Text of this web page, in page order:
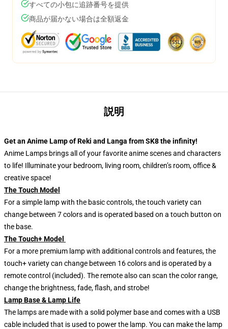
すべての小包に追跡番号を提供
商品が届かない場合は全額返金
説明
Get an Anime Lamp of Reki and Langa from SK8 the infinity!
Anime Lamps brings all of your favorite anime scenes and characters
to life! Illuminate your bedroom, living room, children’s room, office &
creative space!
The Touch Model
For a simple lamp with the basic controls, the touch variety can
change between 7 colors and is operated based on a touch button on
the base.
The Touch+ Model
For a more premium lamp with additional controls and features, the
touch+ variety can change between 16 colors and is operated by a
remote control (included). The remote also can scan the color range,
change the brightness, fade, flash, and strobe!
Lamp Base & Lamp Life
The lamps are made with a solid polymer base and comes with a USB
cable included that is used to power the lamp. You can make the lamp